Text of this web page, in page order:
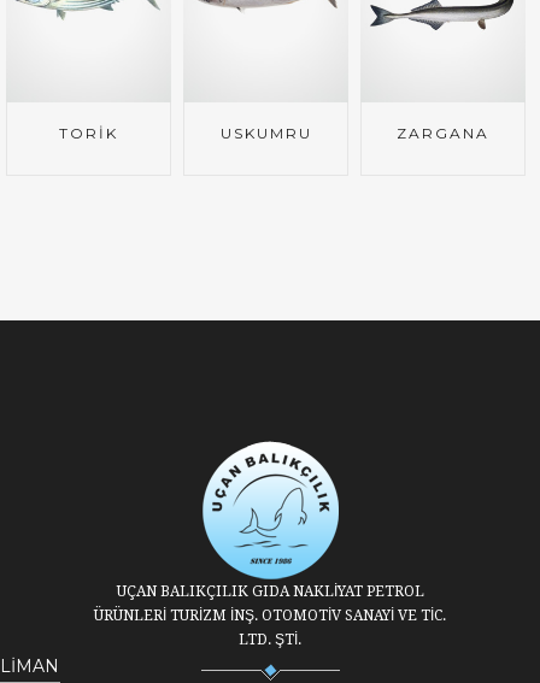
TORİK USKUMRU ZARGANA
LİMAN
UÇAN BALIKÇILIK GIDA NAKLİYAT PETROL
ÜRÜNLERİ TURİZM İNŞ. OTOMOTİV SANAYİ VE TİC.
LTD. ŞTİ.